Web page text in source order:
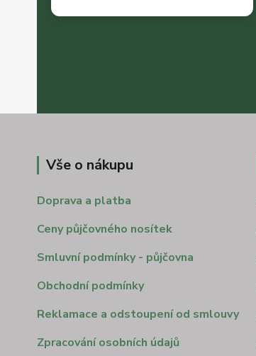
Vše o nákupu
Doprava a platba
Ceny půjčovného nosítek
Smluvní podmínky - půjčovna
Obchodní podmínky
Reklamace a odstoupení od smlouvy
Zpracování osobních údajů